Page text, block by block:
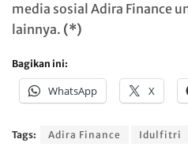
media sosial Adira Finance
lainnya. (*)
Bagikan ini:
WhatsApp X
Tags: Adira Finance Idulfitri